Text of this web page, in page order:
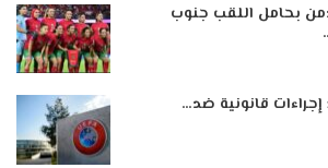
بحامل اللقب جنوب
إجراءات قانونية ضد…